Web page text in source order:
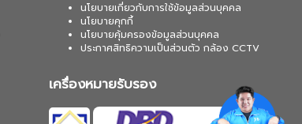
นโยบายเกี่ยวกับการใช้ข้อมูลส่วนบุคคล
นโยบายคุกกี้
นโยบายคุ้มครองข้อมูลส่วนบุคคล
ประกาศสิทธิความเป็นส่วนตัว กล้อง CCTV
เครื่องหมายรับรอง